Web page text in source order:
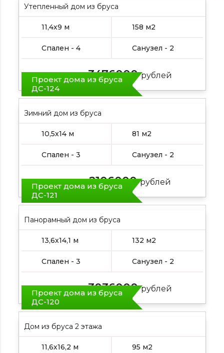
Утепленный дом из бруса
11,4х9 м 158 м2
Спален - 4 Санузел - 2
Цена от: 3476000рублей
Проект дома из бруса
ДС-124
Зимний дом из бруса
10,5х14 м 81 м2
Спален - 3 Санузел - 2
Цена от: 2106000рублей
Проект дома из бруса
ДС-121
Панорамный дом из бруса
13,6х14,1 м 132 м2
Спален - 3 Санузел - 2
Цена от: 3036000рублей
Проект дома из бруса
ДС-120
Дом из бруса 2 этажа
11,6х16,2 м 95 м2